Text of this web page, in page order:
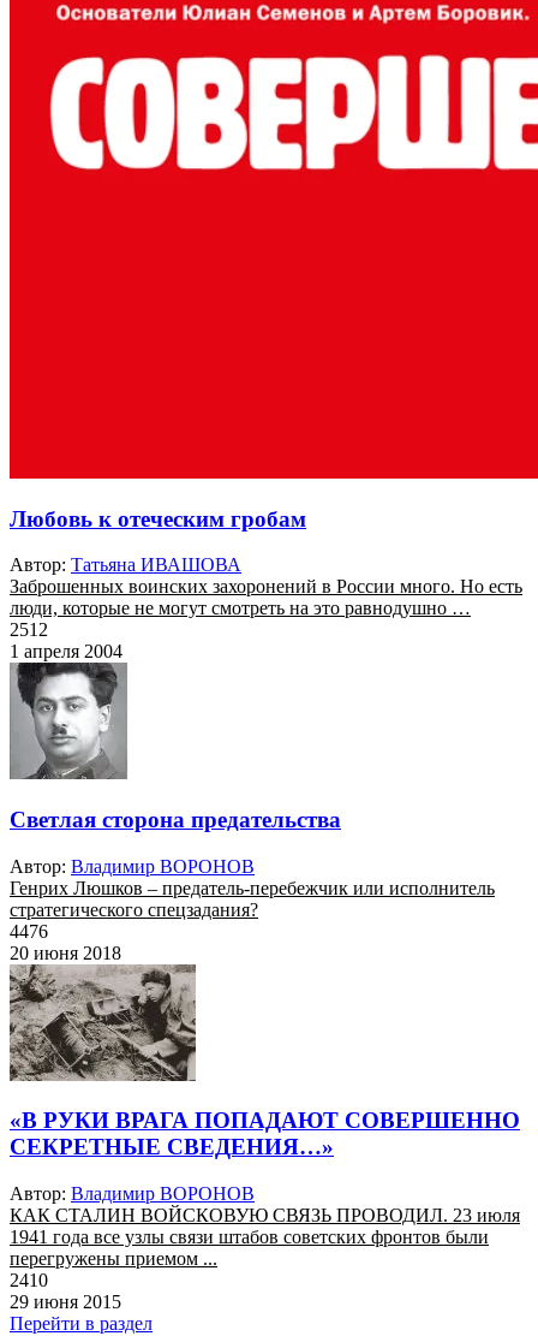
Любовь к отеческим гробам
Автор: Татьяна ИВАШОВА
Заброшенных воинских захоронений в России много. Но есть
люди, которые не могут смотреть на это равнодушно …
2512
1 апреля 2004
Светлая сторона предательства
Автор: Владимир ВОРОНОВ
Генрих Люшков – предатель-перебежчик или исполнитель
стратегического спецзадания?
4476
20 июня 2018
«В РУКИ ВРАГА ПОПАДАЮТ СОВЕРШЕННО
СЕКРЕТНЫЕ СВЕДЕНИЯ…»
Автор: Владимир ВОРОНОВ
КАК СТАЛИН ВОЙСКОВУЮ СВЯЗЬ ПРОВОДИЛ. 23 июля
1941 года все узлы связи штабов советских фронтов были
перегружены приемом ...
2410
29 июня 2015
Перейти в раздел